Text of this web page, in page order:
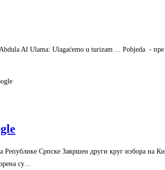
Al Ulama: Ulagaćemo u turizam ... Pobjeda -
Републике Српске Завршен други круг избора
су…